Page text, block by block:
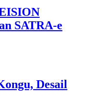
SATRA-e
Desail